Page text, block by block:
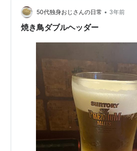
50代独身おじさんの日常 • 3年前
焼き鳥ダブルヘッダー